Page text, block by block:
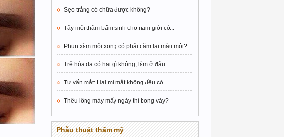
Sẹo trắng có chữa được không?
Tẩy môi thâm bẩm sinh cho nam giới có...
Phun xăm môi xong có phải dặm lại màu môi?
Trẻ hóa da có hại gì không, làm ở đâu...
Tư vấn mắt: Hai mí mắt không đều có...
Thêu lông mày mấy ngày thì bong vảy?
Phẫu thuật thẩm mỹ